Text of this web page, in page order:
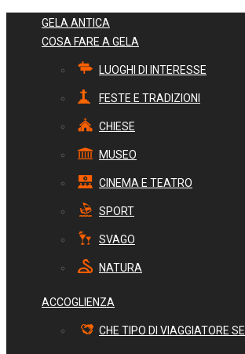
GELA ANTICA
COSA FARE A GELA
LUOGHI DI INTERESSE
FESTE E TRADIZIONI
CHIESE
MUSEO
CINEMA E TEATRO
SPORT
SVAGO
NATURA
ACCOGLIENZA
CHE TIPO DI VIAGGIATORE SEI